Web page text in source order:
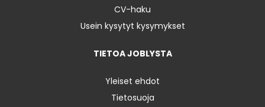
CV-haku
Usein kysytyt kysymykset
TIETOA JOBLYSTA
Yleiset ehdot
Tietosuoja